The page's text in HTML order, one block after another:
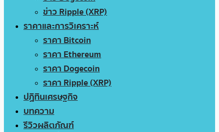
ข่าว Ripple (XRP)
ราคาและการวิเคราะห์
ราคา Bitcoin
ราคา Ethereum
ราคา Dogecoin
ราคา Ripple (XRP)
ปฏิทินเศรษฐกิจ
บทความ
รีวิวผลิตภัณฑ์